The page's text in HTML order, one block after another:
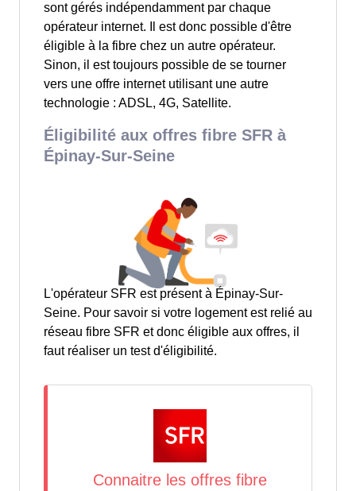
sont gérés indépendamment par chaque
opérateur internet. Il est donc possible d'être
éligible à la fibre chez un autre opérateur.
Sinon, il est toujours possible de se tourner
vers une offre internet utilisant une autre
technologie : ADSL, 4G, Satellite.
Éligibilité aux offres fibre SFR à
Épinay-Sur-Seine
L'opérateur SFR est présent à Épinay-Sur-
Seine. Pour savoir si votre logement est relié au
réseau fibre SFR et donc éligible aux offres, il
faut réaliser un test d'éligibilité.